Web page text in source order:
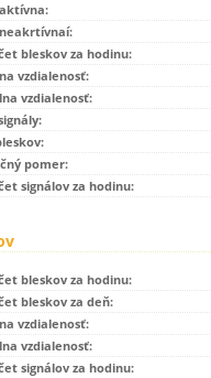
bleskov za hodinu:
vzdialenosť:
vzdialenosť:
pomer:
signálov za hodinu:
bleskov za hodinu:
bleskov za deň:
vzdialenosť:
vzdialenosť:
signálov za hodinu: